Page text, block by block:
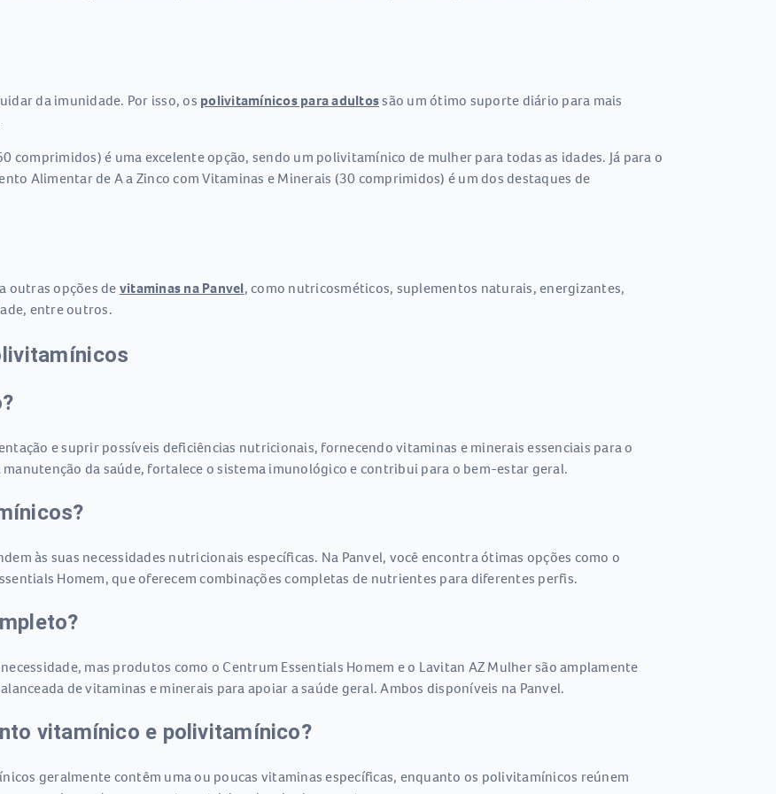
da imunidade. Por isso, os polivitamínicos para adultossão um ótimo suporte diário para mais
comprimidos) é uma excelente opção, sendo um polivitamínico de mulher para todas as idades. Já para o
Alimentar de A a Zinco com Vitaminas e Minerais (30 comprimidos) é um dos destaques de
outras opções de vitaminas na Panvel, como nutricosméticos, suplementos naturais, energizantes,
entre outros.
e suprir possíveis deficiências nutricionais, fornecendo vitaminas e minerais essenciais para o
da saúde, fortalece o sistema imunológico e contribui para o bem-estar geral.
às suas necessidades nutricionais específicas. Na Panvel, você encontra ótimas opções como o
Homem, que oferecem combinações completas de nutrientes para diferentes perfis.
mas produtos como o Centrum Essentials Homem e o Lavitan AZ Mulher são amplamente
de vitaminas e minerais para apoiar a saúde geral. Ambos disponíveis na Panvel.
vitamínico e polivitamínico?
geralmente contêm uma ou poucas vitaminas específicas, enquanto os polivitamínicos reúnem